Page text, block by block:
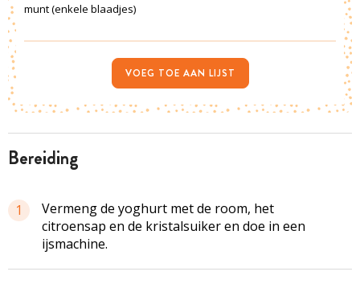
bereiding
1
Vermeng de yoghurt met de room, het
citroensap en de kristalsuiker en doe in een
ijsmachine.
munt (enkele blaadjes)
VOEG TOE AAN LIJST